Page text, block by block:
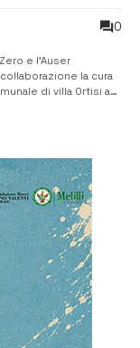
0
e l’Auser
la cura
di villa Ortisi a